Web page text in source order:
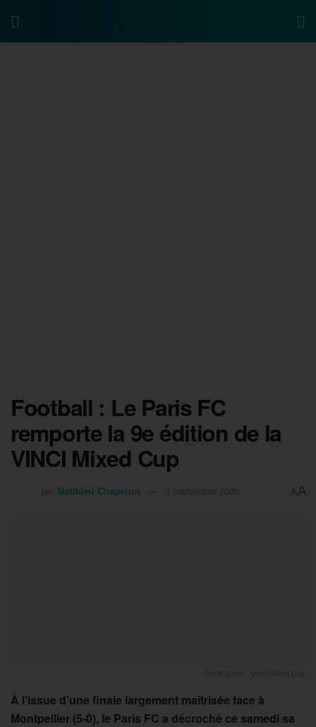
Football : Le Paris FC
remporte la 9e édition de la
VINCI Mixed Cup
Matthieu Chaperon AA
À l’issue d’une finale largement maîtrisée face à
Montpellier (5-0), le Paris FC a décroché ce samedi sa